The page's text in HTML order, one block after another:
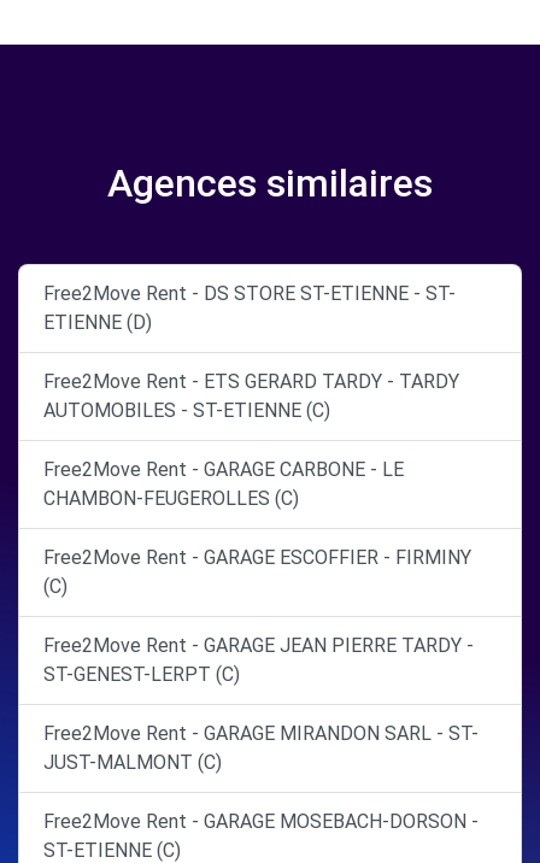
Agences similaires
Free2Move Rent - DS STORE ST-ETIENNE - ST-
ETIENNE (D)
Free2Move Rent - ETS GERARD TARDY - TARDY
AUTOMOBILES - ST-ETIENNE (C)
Free2Move Rent - GARAGE CARBONE - LE
CHAMBON-FEUGEROLLES (C)
Free2Move Rent - GARAGE ESCOFFIER - FIRMINY
(C)
Free2Move Rent - GARAGE JEAN PIERRE TARDY -
ST-GENEST-LERPT (C)
Free2Move Rent - GARAGE MIRANDON SARL - ST-
JUST-MALMONT (C)
Free2Move Rent - GARAGE MOSEBACH-DORSON -
ST-ETIENNE (C)